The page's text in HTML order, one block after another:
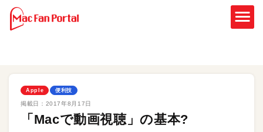
Apple 便利技
掲載日： 2017年8月17日
「Macで動画視聴」の基本?